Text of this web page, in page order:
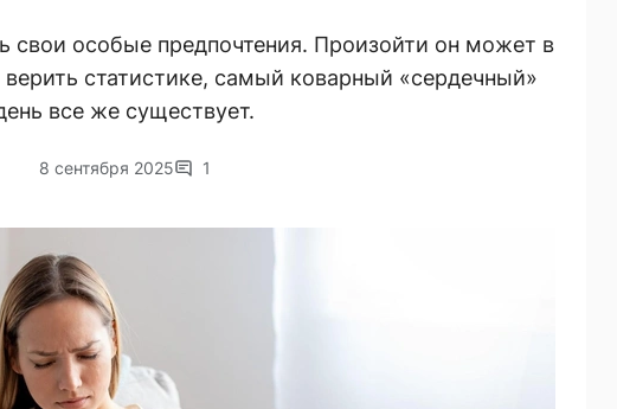
свои особые предпочтения. Произойти он может в
статистике, самый коварный «сердечный»
все же существует.
8 сентября 2025 1